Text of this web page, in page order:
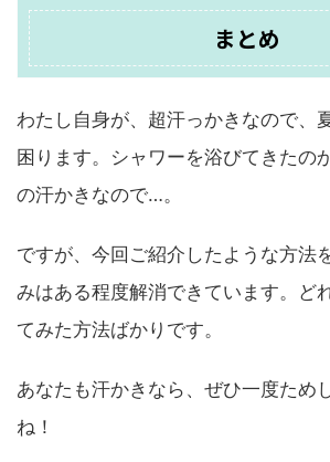
まとめ
わたし自身が、超汗っかきなので、
困ります。シャワーを浴びてきたの
の汗かきなので…。
ですが、今回ご紹介したような方法
みはある程度解消できています。ど
てみた方法ばかりです。
あなたも汗かきなら、ぜひ一度ため
ね！